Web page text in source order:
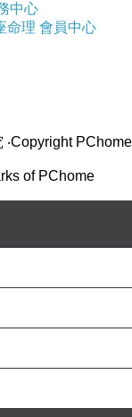
龜）的作品
中心
命理 會員中心
‧Copyright PChome
of PChome